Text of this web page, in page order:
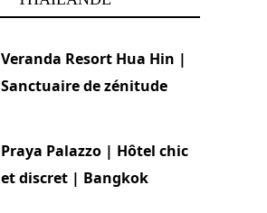
Veranda Resort Hua Hin |
Sanctuaire de zénitude
Praya Palazzo | Hôtel chic
et discret | Bangkok